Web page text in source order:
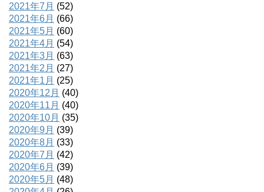
2021年7月 (52)
2021年6月 (66)
2021年5月 (60)
2021年4月 (54)
2021年3月 (63)
2021年2月 (27)
2021年1月 (25)
2020年12月 (40)
2020年11月 (40)
2020年10月 (35)
2020年9月 (39)
2020年8月 (33)
2020年7月 (42)
2020年6月 (39)
2020年5月 (48)